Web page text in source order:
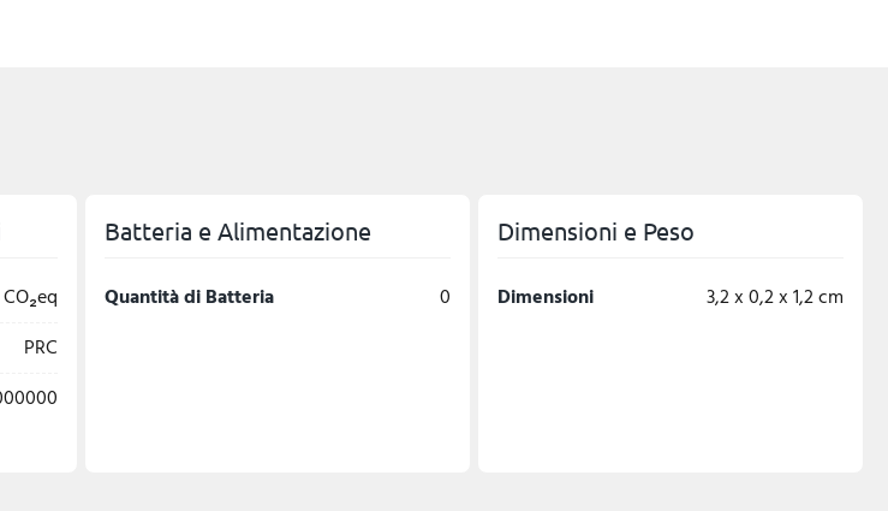
PRC
Batteria e Alimentazione
Quantità di Batteria 0
Dimensioni e Peso
Dimensioni 3,2 x 0,2 x 1,2 cm